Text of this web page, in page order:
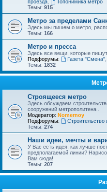
проезда
Топонимика метро
Темы: 915
Метро за пределами
Здесь мы пишем о метро,
Темы: 166
Метро и пресса
Здесь все вещи, которые
Подфорумы:
Газета "Смена",
Темы: 1832
Строящееся метро
Здесь обсуждаем
сооружений метрополитена .
Модератор: Nomernoy
Подфорумы:
Строительство
Темы: 274
Наши идеи, мечты и
У Вас есть идея, как лучше
предполагаемой линии?
Вам сюда!
Темы: 207